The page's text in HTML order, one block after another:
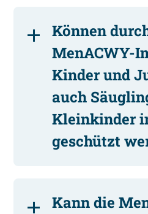
Können
MenACWY-
Kinder und
auch
Kleinkinder
geschützt
Kann die